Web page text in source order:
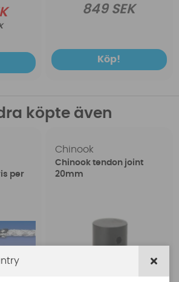
849 SEK
Köp!
köpte även
per
Chinook
Chinook tendon joint
20mm